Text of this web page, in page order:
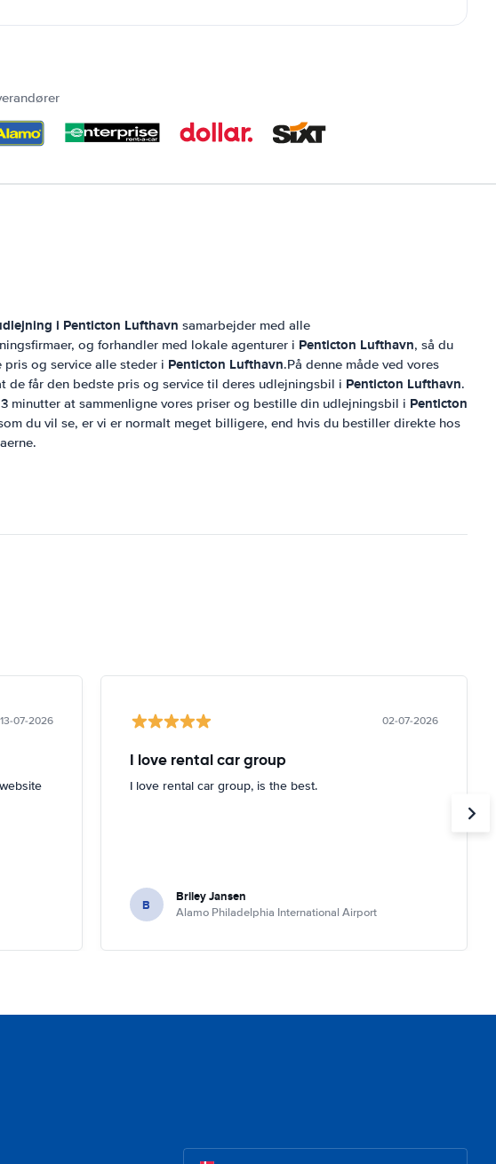
i Penticton Lufthavn samarbejder med alle
og forhandler med lokale agenturer i Penticton Lufthavn, så du
pris og service alle steder i Penticton Lufthavn.På denne måde ved vores
de får den bedste pris og service til deres udlejningsbil i Penticton Lufthavn.
minutter at sammenligne vores priser og bestille din udlejningsbil i Penticton
du vil se, er vi er normalt meget billigere, end hvis du bestiller direkte hos
13-07-2026 02-07-2026
I love rental car group
I love rental car group, is the best.
B Briley Jansen
Alamo Philadelphia International Airport